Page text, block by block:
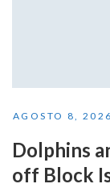
AGOSTO 8, 2026
Dolphins
off Block